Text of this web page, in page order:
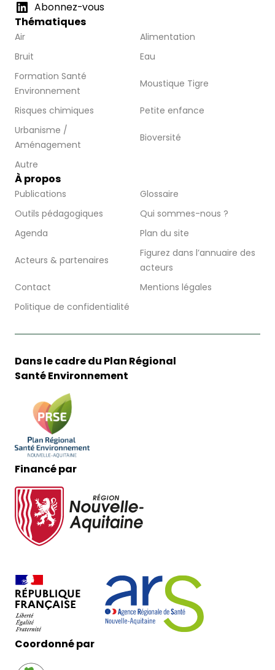
Abonnez-vous
Thématiques
Air
Alimentation
Bruit
Eau
Formation Santé
Environnement
Moustique Tigre
Risques chimiques
Petite enfance
Urbanisme /
Aménagement
Bioversité
Autre
À propos
Publications
Glossaire
Outils pédagogiques
Qui sommes-nous ?
Agenda
Plan du site
Acteurs & partenaires
Figurez dans l’annuaire des
acteurs
Contact
Mentions légales
Politique de confidentialité
Dans le cadre du Plan Régional
Santé Environnement
Financé par
Coordonné par